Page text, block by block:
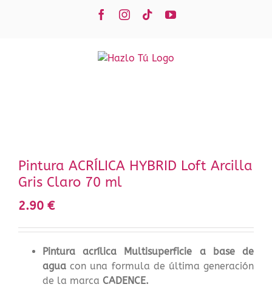
FacebookInstagram
TiktokYouTube
Pintura ACRÍLICA HYBRID Loft Arcilla
Gris Claro 70 ml
2.90 €
Pintura acrílica Multisuperficie a base de
agua con una formula de última generación
de la marca CADENCE.